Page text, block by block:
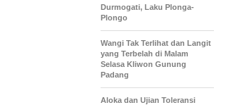
Durmogati, Laku Plonga-
Plongo
Wangi Tak Terlihat dan Langit
yang Terbelah di Malam
Selasa Kliwon Gunung
Padang
Aloka dan Ujian Toleransi